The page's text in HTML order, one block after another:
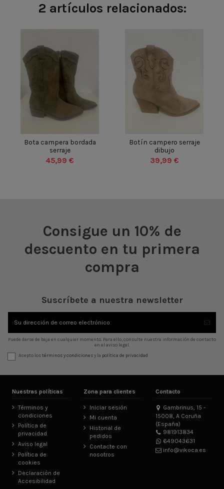
2 artículos relacionados:
Bota campera bordada
serraje
45,99 €
VERDEBEIGE
35 36 37
38
41
45
Botín campero serraje
dibujo
39,99 €
35 36 37
38
41
45
Consigue un 10% de
descuento en tu primera
compra
Suscríbete a nuestra newsletter
Puede darse de baja en cualquier momento. Para ello, consulte nuestra información de contacto
en el aviso legal.
Acepto lostérminos y condicionesy la política de privacidad
Nuestras políticas
Términos y
condiciones
Política de
privacidad
Aviso legal
Política de
cookies
Declaración de
Accesibilidad
Zona para clientes
Iniciar sesión
Mi cuenta
Historial de
pedidos
Contacte con
nosotros
Contacto
Gambrinus, 15 -
15008, A Coruña
(España)
981913834
649043631
info@vikoca.es